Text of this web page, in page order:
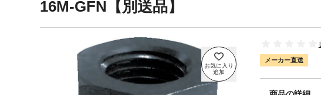
16M-GFN【別送品】
メーカー直送